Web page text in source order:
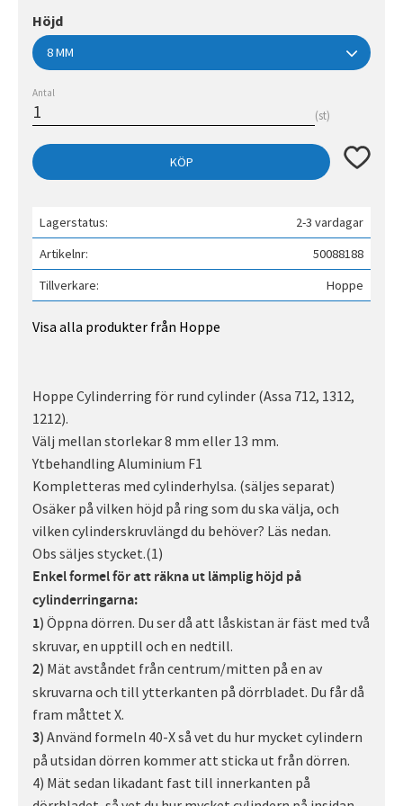
Höjd
Antal
st
KÖP Lägg till
Lagerstatus
2-3 vardagar
Artikelnr
50088188
Tillverkare
Hoppe
Visa alla produkter från Hoppe
Hoppe Cylinderring för rund cylinder (Assa 712, 1312,
1212).
Välj mellan storlekar 8 mm eller 13 mm.
Ytbehandling Aluminium F1
Kompletteras med cylinderhylsa. (säljes separat)
Osäker på vilken höjd på ring som du ska välja, och
vilken cylinderskruvlängd du behöver? Läs nedan.
Obs säljes stycket.(1)
Enkel formel för att räkna ut lämplig höjd på
cylinderringarna:
1) Öppna dörren. Du ser då att låskistan är fäst med två
skruvar, en upptill och en nedtill.
2) Mät avståndet från centrum/mitten på en av
skruvarna och till ytterkanten på dörrbladet. Du får då
fram måttet X.
3) Använd formeln 40-X så vet du hur mycket cylindern
på utsidan dörren kommer att sticka ut från dörren.
4) Mät sedan likadant fast till innerkanten på